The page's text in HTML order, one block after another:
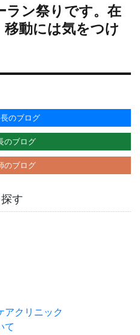
ラン祭りです。在
動には気をつけ
のブログ
のブログ
のブログ
す
アクリニック
て